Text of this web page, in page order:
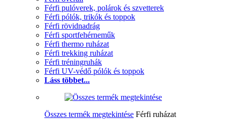
Férfi pulóverek, polárok és szvetterek
Férfi pólók, trikók és toppok
Férfi rövidnadrág
Férfi sportfehérneműk
Férfi thermo ruházat
Férfi trekking ruházat
Férfi tréningruhák
Férfi UV-védő pólók és toppok
Láss többet...
Összes termék megtekintése Férfi ruházat